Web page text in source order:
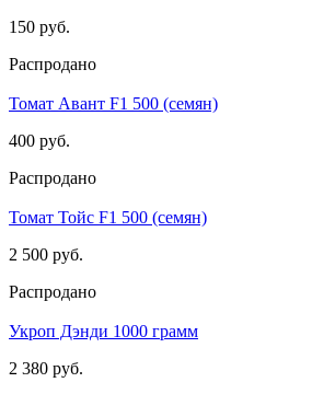
150 руб.
Распродано
Томат Авант F1 500 (семян)
400 руб.
Распродано
Томат Тойс F1 500 (семян)
2 500 руб.
Распродано
Укроп Дэнди 1000 грамм
2 380 руб.